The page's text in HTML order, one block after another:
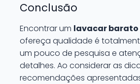
Conclusão
Encontrar um lavacar barato
ofereça qualidade é
um pouco de pesquisa e
detalhes. Ao considerar as
recomendações